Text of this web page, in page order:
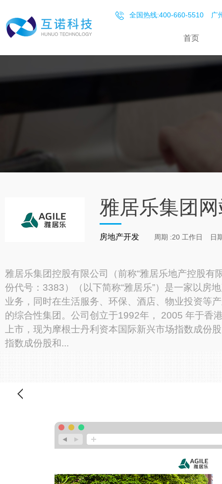
全国热线:400-660-5510 广
首页
雅居乐集团
房地产开发 周期 :20 工作日 日
雅居乐集团控股有限公司（前称“雅居乐地产控股有
份代号：3383）（以下简称“雅居乐”）是一家以房
业务，同时在生活服务、环保、酒店、物业投资等
的综合性集团。公司创立于1992年， 2005 年于香
上市，现为摩根士丹利资本国际新兴市场指数成份
指数成份股和...